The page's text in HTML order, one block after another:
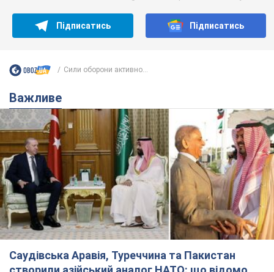
Саудівська Аравія, Туреччина та Пакистан
створили азійський аналог НАТО: що відомо
Договір передбачає взаємну підтримку у разі нападу на одну
з держав
8.08.2026 00:22 4,5 т.
На Прикарпатті після аномальної
спеки пройшла потужна злива:
дороги перетворились на річки.